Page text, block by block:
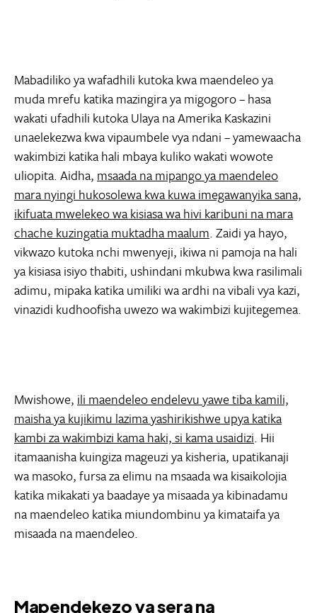
Mabadiliko ya wafadhili kutoka kwa maendeleo ya
muda mrefu katika mazingira ya migogoro – hasa
wakati ufadhili kutoka Ulaya na Amerika Kaskazini
unaelekezwa kwa vipaumbele vya ndani – yamewaacha
wakimbizi katika hali mbaya kuliko wakati wowote
uliopita. Aidha, msaada na mipango ya maendeleo
mara nyingi hukosolewa kwa kuwa imegawanyika sana,
ikifuata mwelekeo wa kisiasa wa hivi karibuni na mara
chache kuzingatia muktadha maalum. Zaidi ya hayo,
vikwazo kutoka nchi mwenyeji, ikiwa ni pamoja na hali
ya kisiasa isiyo thabiti, ushindani mkubwa kwa rasilimali
adimu, mipaka katika umiliki wa ardhi na vibali vya kazi,
vinazidi kudhoofisha uwezo wa wakimbizi kujitegemea.
Mwishowe, ili maendeleo endelevu yawe tiba kamili,
maisha ya kujikimu lazima yashirikishwe upya katika
kambi za wakimbizi kama haki, si kama usaidizi. Hii
itamaanisha kuingiza mageuzi ya kisheria, upatikanaji
wa masoko, fursa za elimu na msaada wa kisaikolojia
katika mikakati ya baadaye ya misaada ya kibinadamu
na maendeleo katika miundombinu ya kimataifa ya
misaada na maendeleo.
Mapendekezo ya sera na